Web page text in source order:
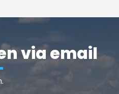
via email